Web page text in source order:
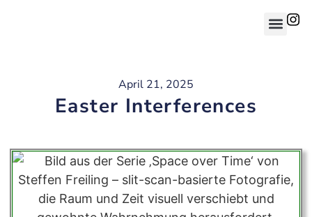
April 21, 2025
Easter Interferences